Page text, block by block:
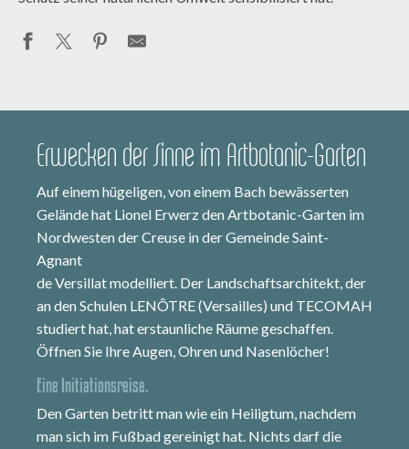
Erwecken der Sinne im Artbotanic-Garten
Auf einem hügeligen, von einem Bach bewässerten
Gelände hat Lionel Erwerz den Artbotanic-Garten im
Nordwesten der Creuse in der Gemeinde Saint-
Agnant
de Versillat modelliert. Der Landschaftsarchitekt, der
an den Schulen LENÔTRE (Versailles) und TECOMAH
studiert hat, hat erstaunliche Räume geschaffen.
Öffnen Sie Ihre Augen, Ohren und Nasenlöcher!
Eine Initiationsreise.
Den Garten betritt man wie ein Heiligtum, nachdem
man sich im Fußbad gereinigt hat. Nichts darf die